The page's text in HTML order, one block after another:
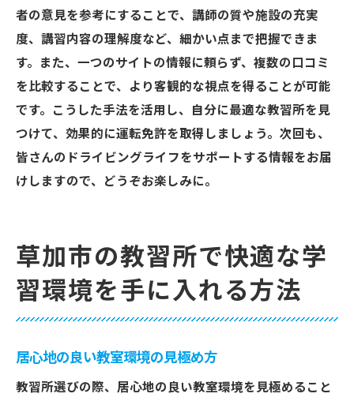
者の意見を参考にすることで、講師の質や施設の充実
度、講習内容の理解度など、細かい点まで把握できま
す。また、一つのサイトの情報に頼らず、複数の口コミ
を比較することで、より客観的な視点を得ることが可能
です。こうした手法を活用し、自分に最適な教習所を見
つけて、効果的に運転免許を取得しましょう。次回も、
皆さんのドライビングライフをサポートする情報をお届
けしますので、どうぞお楽しみに。
草加市の教習所で快適な学
習環境を手に入れる方法
居心地の良い教室環境の見極め方
教習所選びの際、居心地の良い教室環境を見極めること